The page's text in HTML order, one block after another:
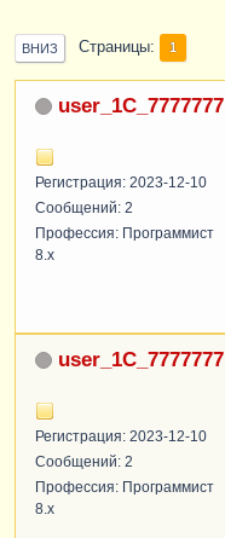
ВНИЗ Страницы 1
user_1C_7777777
Регистрация: 2023-12-10
Сообщений: 2
Профессия: Программист
8.x
user_1C_7777777
Регистрация: 2023-12-10
Сообщений: 2
Профессия: Программист
8.x